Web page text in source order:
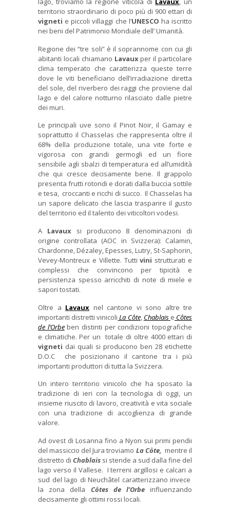
territorio straordinario di poco più di 900 ettari di
vigneti e piccoli villaggi che l’UNESCO ha iscritto
nei beni del Patrimonio Mondiale dell’ Umanità.
Regione dei “tre soli” è il soprannome con cui gli
abitanti locali chiamano Lavauxper il particolare
clima temperato che caratterizza queste terre
dove le viti beneficiano dell’irradiazione diretta
del sole, del riverbero dei raggi che proviene dal
lago e del calore notturno rilasciato dalle pietre
dei muri.
Le principali uve sono il Pinot Noir, il Gamay e
soprattutto il Chasselas che rappresenta oltre il
68% della produzione totale, una vite forte e
vigorosa con grandi germogli ed un fiore
sensibile agli sbalzi di temperatura ed all’umidità
che qui cresce decisamente bene. Il grappolo
presenta frutti rotondi e dorati dalla buccia sottile
e tesa, croccanti e ricchi di succo. Il Chasselas ha
un sapore delicato che lascia trasparire il gusto
del territorio ed il talento dei viticoltori vodesi.
A Lavauxsi producono 8 denominazioni di
origine controllata (AOC in Svizzera): Calamin,
Chardonne, Dézaley, Epesses, Lutry, St-Saphorin,
Vevey-Montreux e Villette. Tuttivini strutturati e
complessi che convincono per tipicità e
persistenza spesso arricchiti di note di miele e
sapori tostati.
Oltre a Lavaux nel cantone vi sono altre tre
importanti distretti vinicoli La Côte, Chablais e Côtes
de l’Orbeben distinti per condizioni topografiche
e climatiche. Per un totale di oltre 4000 ettari di
vigneti dai quali si producono ben 28 etichette
D.O.C che posizionano il cantone tra i più
importanti produttori di tutta la Svizzera.
Un intero territorio vinicolo che ha sposato la
tradizione di ieri con la tecnologia di oggi, un
insieme riuscito di lavoro, creatività e vita sociale
con una tradizione di accoglienza di grande
valore.
Ad ovest di Losanna fino a Nyon sui primi pendii
del massiccio del Jura troviamo La Côte, mentre il
distretto di Chablais si stende a sud dalla fine del
lago verso il Vallese. I terreni argillosi e calcari a
sud del lago di Neuchâtel caratterizzano invece
la zona della Côtes de l’Orbe influenzando
decisamente gli ottimi rossi locali.